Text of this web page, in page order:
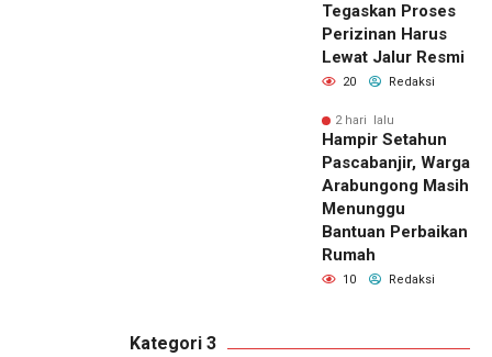
Tegaskan Proses
Perizinan Harus
Lewat Jalur Resmi
20 Redaksi
2 hari lalu
Hampir Setahun
Pascabanjir, Warga
Arabungong Masih
Menunggu
Bantuan Perbaikan
Rumah
10 Redaksi
Kategori 3